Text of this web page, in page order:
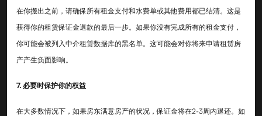
在你搬出之前，请确保所有租金支付和水费单或其他费用都已结清。这是
获得你的租赁保证金退款的最后一步。如果你没有完成所有的租金支付，
你可能会被列入中介租赁数据库的黑名单。这可能会对你将来申请租赁房
产产生负面影响。
7. 必要时保护你的权益
在大多数情况下，如果房东满意房产的状况，保证金将在2-3周内退还。如